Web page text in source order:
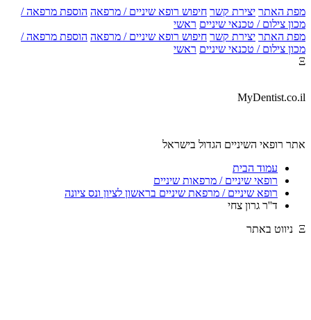
מפת האתר יצירת קשר חיפוש רופא שיניים / מרפאה הוספת מרפאה /
מכון צילום / טכנאי שיניים ראשי
מפת האתר יצירת קשר חיפוש רופא שיניים / מרפאה הוספת מרפאה /
מכון צילום / טכנאי שיניים ראשי
Ξ
MyDentist.co.il
אתר רופאי השיניים הגדול בישראל
עמוד הבית
רופאי שיניים / מרפאות שיניים
רופא שיניים / מרפאת שיניים בראשון לציון ונס ציונה
ד''ר גרון צחי
Ξ ניווט באתר